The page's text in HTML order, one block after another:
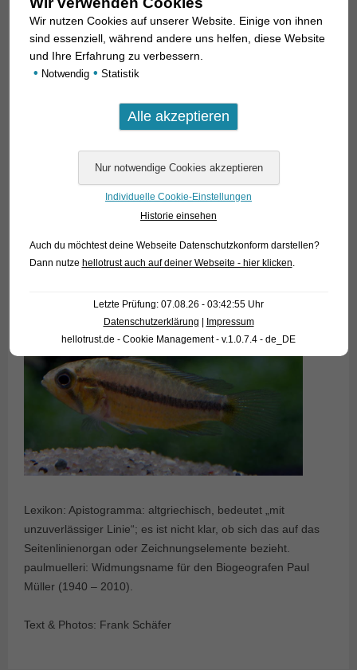
Für unsere Kunden: die Tiere haben Code 628733 auf
unserer Stockliste. Bitte beachten Sie, dass wir
ausschließlich den Großhandel beliefern.
Lexikon: Apistogramma: altgriechisch, bedeutet „mit
unzuverlässiger Linie“; es ist nicht klar, ob sich das auf das
Seitenlinienorgan oder Zeichnungselemente bezieht.
paulmuelleri: Widmungsname für den Biogeografen Paul
Müller (1940 – 2010).
Text & Photos: Frank Schäfer
Wir nutzen Cookies auf unserer Website. Einige von ihnen
sind essenziell, während andere uns helfen, diese Website
und Ihre Erfahrung zu verbessern.
• Notwendig • Statistik
Individuelle Cookie-Einstellungen
Historie einsehen
Auch du möchtest deine Webseite Datenschutzkonform darstellen?
Dann nutze hellotrust auch auf deiner Webseite - hier klicken
Letzte Prüfung: 07.08.26 - 03:42:55 Uhr
Datenschutzerklärung | Impressum
hellotrust.de - Cookie Management - v.1.0.7.4 - de_DE